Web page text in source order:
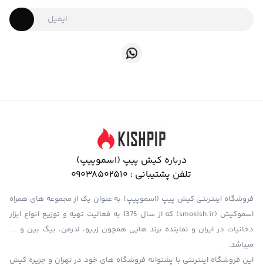
درباره کیش پیپ (اسموپیپ)
تلفن پشتیبانی : 09038502510
فروشگاه اینترنتی کیش پیپ (اسموپیپ) به عنوان یک از مجموعه های همراه
اسموکیش (smokish.ir) که از سال 1375 به فعالیت تهیه و توزیع انواع ابزار
دخانیات در ایران و نماینده برند هایی همچون زیپو، لدرمن، بیگ بین و …
میباشد.
این فروشگاه اینترنتی با پشتوانه فروشگاه های خود در تهران و جزیره کیش